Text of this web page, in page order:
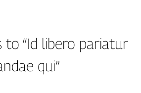
to “Id libero pariatur
qui”